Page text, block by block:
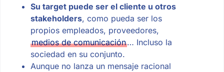
Su target puede ser el cliente u otros
stakeholders, como pueda ser los
propios empleados, proveedores,
medios de comunicación… Incluso la
sociedad en su conjunto.
Aunque no lanza un mensaje racional